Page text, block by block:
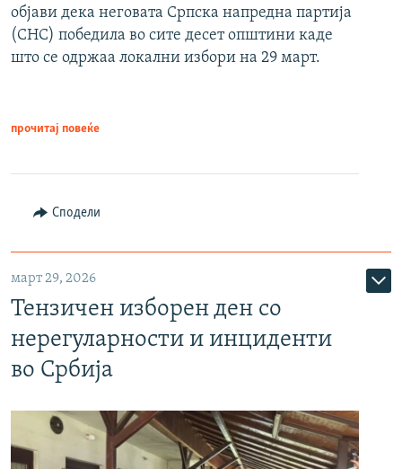
објави дека неговата Српска напредна партија
(СНС) победила во сите десет општини каде
што се одржаа локални избори на 29 март.
прочитај повеќе
Сподели
март 29, 2026
Тензичен изборен ден со
нерегуларности и инциденти
во Србија